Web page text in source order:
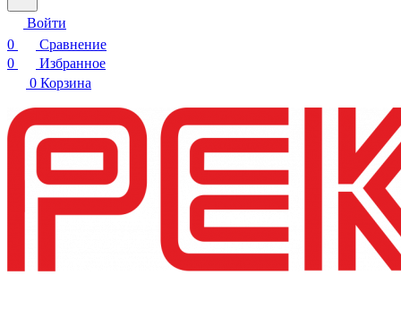
Войти
0
Сравнение
0
Избранное
0 Корзина